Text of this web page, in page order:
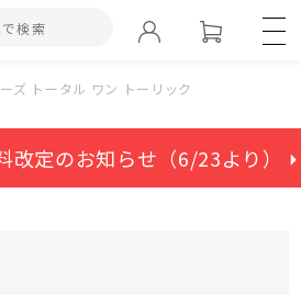
ズ トータル ワン トーリック
改定のお知らせ（6/23より） ⏵